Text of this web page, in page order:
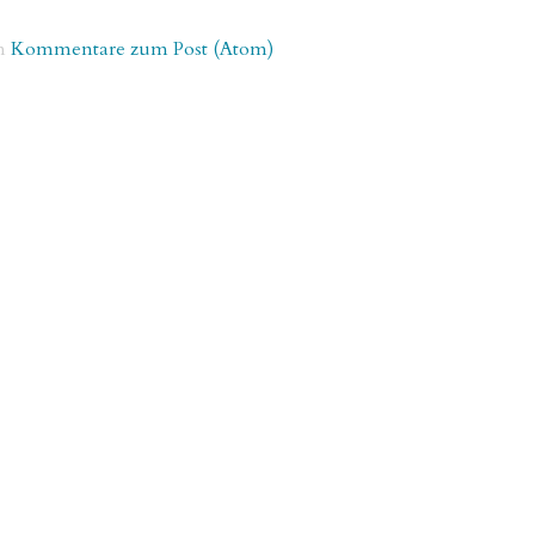
Kommentare zum Post (Atom)